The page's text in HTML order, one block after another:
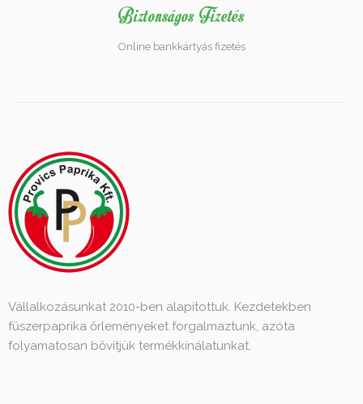
Biztonságos Fizetés
Online bankkártyás fizetés
Vállalkozásunkat 2010-ben alapítottuk. Kezdetekben
fűszerpaprika őrleményeket forgalmaztunk, azóta
folyamatosan bővítjük termékkínálatunkat.